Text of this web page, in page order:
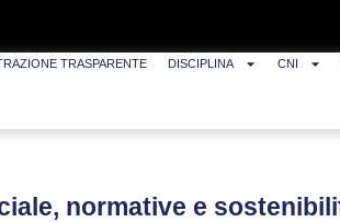
TRASPARENTE DISCIPLINA CNI
normative e